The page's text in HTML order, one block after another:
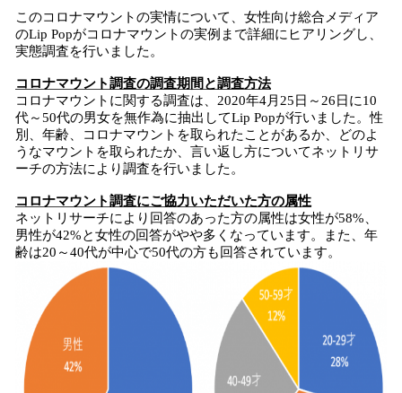
このコロナマウントの実情について、女性向け総合メディア
のLip Popがコロナマウントの実例まで詳細にヒアリングし、
実態調査を行いました。
コロナマウント調査の調査期間と調査方法
コロナマウントに関する調査は、2020年4月25日～26日に10
代～50代の男女を無作為に抽出してLip Popが行いました。性
別、年齢、コロナマウントを取られたことがあるか、どのよ
うなマウントを取られたか、言い返し方についてネットリサ
ーチの方法により調査を行いました。
コロナマウント調査にご協力いただいた方の属性
ネットリサーチにより回答のあった方の属性は女性が58%、
男性が42%と女性の回答がやや多くなっています。また、年
齢は20～40代が中心で50代の方も回答されています。